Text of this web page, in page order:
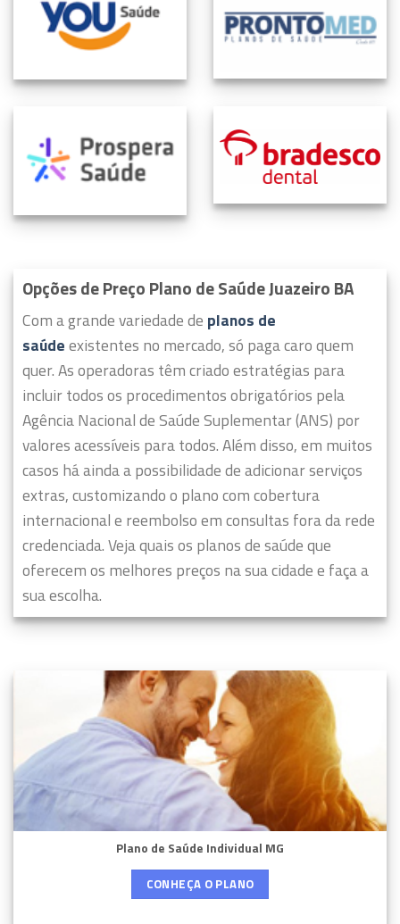
Opções de Preço Plano de Saúde Juazeiro BA
Com a grande variedade de planos de
saúdeexistentes no mercado, só paga caro quem
quer.As operadoras têm criado estratégias para
incluir todos os procedimentos obrigatórios pela
Agência Nacional de Saúde Suplementar (ANS) por
valores acessíveis para todos.Além disso, em muitos
casos há ainda a possibilidade de adicionar serviços
extras, customizando o plano com cobertura
internacional e reembolso em consultas fora da rede
credenciada. Veja quais os planos de saúde que
oferecem os melhores preços na sua cidade e faça a
sua escolha.
Plano de Saúde Individual MG
CONHEÇA O PLANO